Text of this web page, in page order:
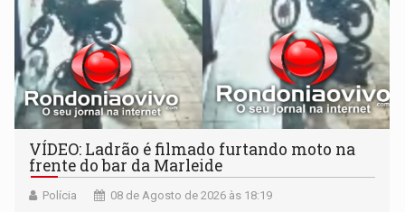
VÍDEO: Ladrão é filmado furtando moto na
frente do bar da Marleide
Polícia 08 de Agosto de 2026 às 18:19